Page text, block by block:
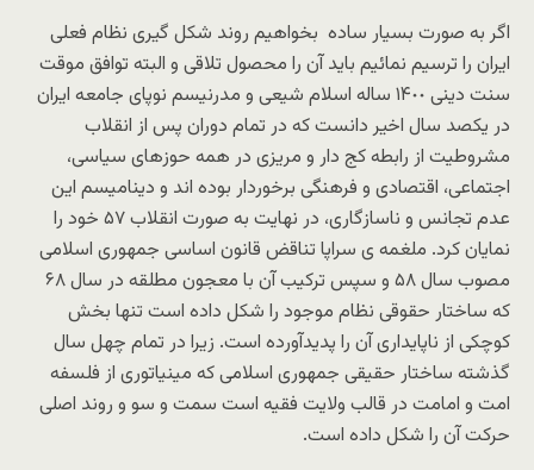
اگر به صورت بسیار ساده بخواهیم روند شکل گیرى نظام فعلى
ایران را ترسیم نمائیم باید آن را محصول تلاقى و البته توافق موقت
سنت دینى ١۴٠٠ ساله اسلام شیعى و مدرنیسم نوپاى جامعه ایران
در یکصد سال اخیر دانست که در تمام دوران پس از انقلاب
مشروطیت از رابطه کج دار و مریزى در همه حوزهاى سیاسى،
اجتماعى، اقتصادى و فرهنگى برخوردار بوده اند و دینامیسم این
عدم تجانس و ناسازگارى، در نهایت به صورت انقلاب ۵٧ خود را
نمایان کرد. ملغمه ى سراپا تناقض قانون اساسى جمهورى اسلامى
مصوب سال ۵٨ و سپس ترکیب آن با معجون مطلقه در سال ۶٨
که ساختار حقوقى نظام موجود را شکل داده است تنها بخش
کوچکى از ناپایدارى آن را پدیدآورده است. زیرا در تمام چهل سال
گذشته ساختار حقیقى جمهورى اسلامى که مینیاتورى از فلسفه
امت و امامت در قالب ولایت فقیه است سمت و سو و روند اصلى
حرکت آن را شکل داده است.